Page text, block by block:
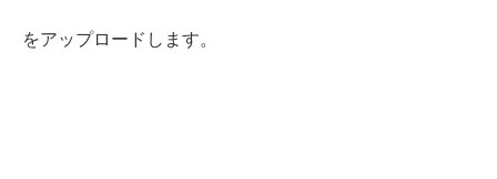
をアップロードします。